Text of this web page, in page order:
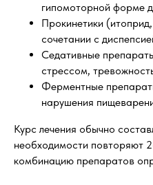
гипомоторной форме
Прокинетики
сочетании с
Седативные
стрессом,
Ферментные
нарушения
Курс лечения обычно
необходимости повторяют
комбинацию препаратов